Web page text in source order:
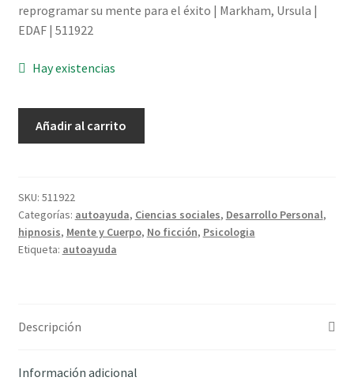
reprogramar su mente para el éxito | Markham, Ursula |
EDAF | 511922
Hay existencias
reprogramar
su
mente
para
Markham,
cantidad
Añadir al carrito
SKU: 511922
Categorías: autoayuda, Ciencias sociales, Desarrollo Personal,
hipnosis, Mente y Cuerpo, No ficción, Psicologia
Etiqueta: autoayuda
Descripción
Información adicional